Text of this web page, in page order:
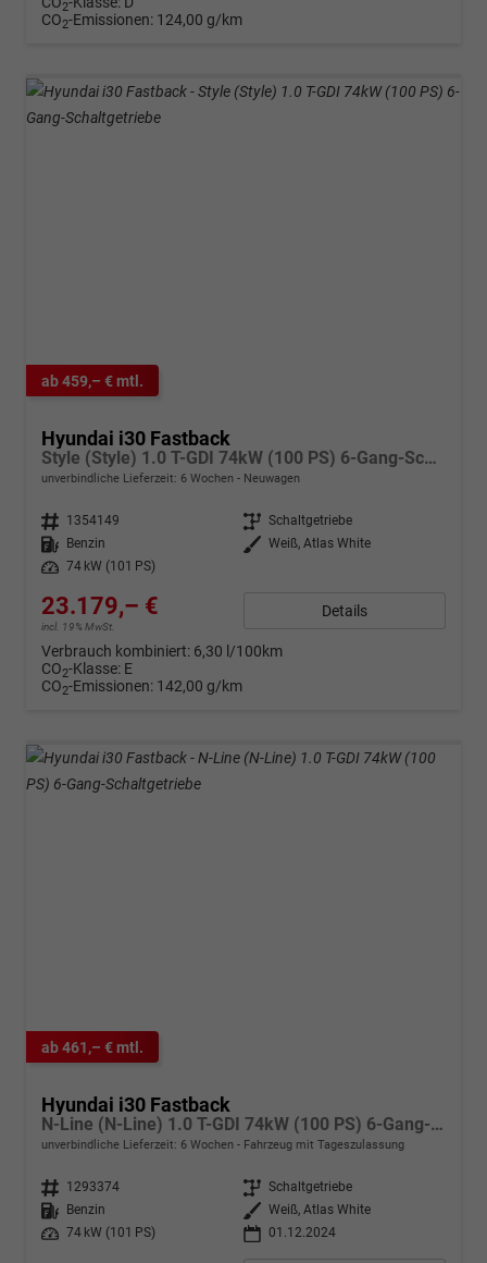
2
CO2-Emissionen: 124,00 g/km
ab 459,– € mtl.
Hyundai i30 Fastback
Style (Style) 1.0 T-GDI 74kW (100 PS) 6-Gang-Schaltgetriebe
unverbindliche Lieferzeit: 6 Wochen Neuwagen
Fahrzeugnr. 1354149 Getriebe Schaltgetriebe
Kraftstoff
Benzin Außenfarbe Weiß, Atlas White
Leistung
74 kW (101 PS)
23.179,– €
incl. 19% MwSt.
Details
Verbrauch kombiniert: 6,30 l/100km
CO2-Klasse: E
CO2-Emissionen: 142,00 g/km
ab 461,– € mtl.
Hyundai i30 Fastback
N-Line (N-Line) 1.0 T-GDI 74kW (100 PS) 6-Gang-Schaltgetriebe
unverbindliche Lieferzeit: 6 Wochen Fahrzeug mit Tageszulassung
Fahrzeugnr. 1293374 Getriebe Schaltgetriebe
Kraftstoff
Benzin Außenfarbe Weiß, Atlas White
Leistung
74 kW (101 PS) 01.12.2024